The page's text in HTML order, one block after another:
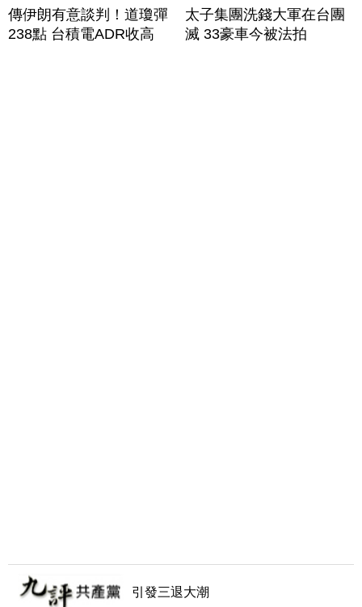
傳伊朗有意談判！道瓊彈
238點 台積電ADR收高
太子集團洗錢大軍在台團
滅 33豪車今被法拍
引發三退大潮